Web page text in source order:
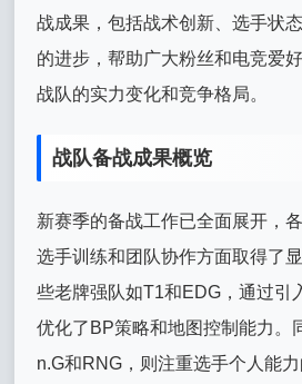
战成果，包括战术创新、选手状
的进步，帮助广大粉丝和电竞爱
战队的实力变化和竞争格局。
战队备战成果概览
新赛季的备战工作已全面展开，
选手训练和团队协作方面取得了
些老牌强队如T1和EDG，通过引
优化了BP策略和地图控制能力。
n.G和RNG，则注重选手个人能